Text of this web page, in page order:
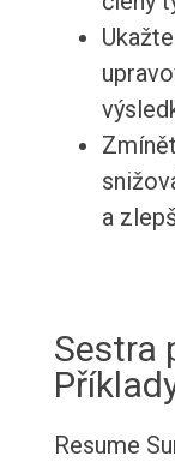
a
Sestra
Resume